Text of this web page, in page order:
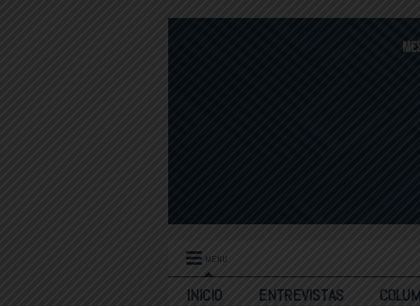
MENU
INICIO ENTREVISTAS